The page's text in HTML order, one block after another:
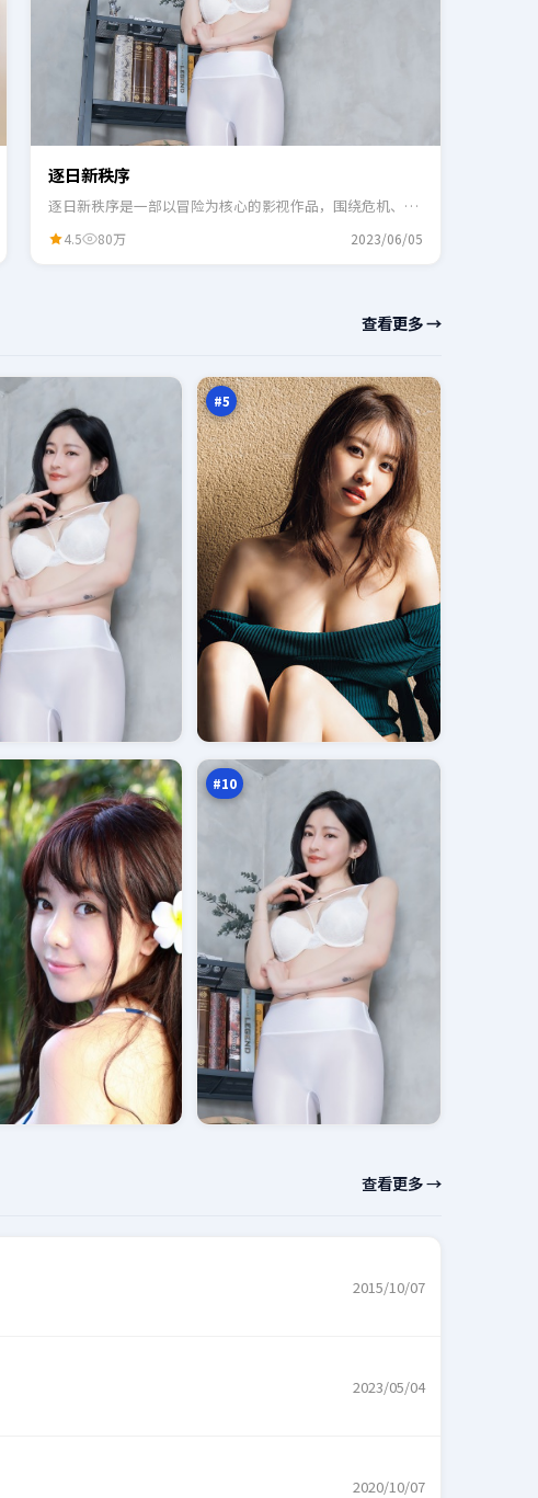
逐日新秩序
逐日新秩序是一部以冒险为核心的影视作品，围绕危机、反
4.5 80万 2023/06/05
查看更多 →
#5
#10
家万
查看更多 →
2015/10/07
2023/05/04
2020/10/07